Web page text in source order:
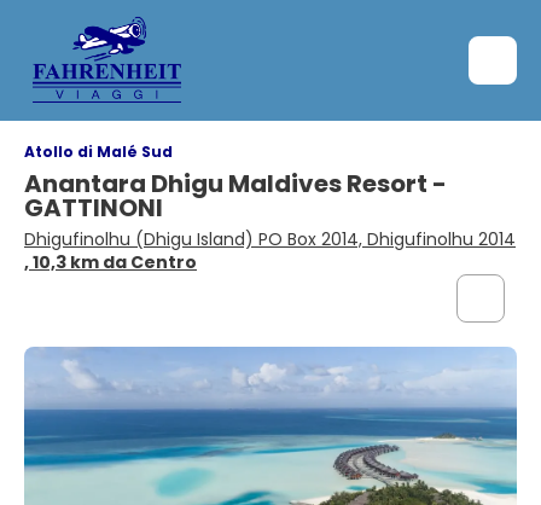
Atollo di Malé Sud
Anantara Dhigu Maldives Resort -
GATTINONI
Dhigufinolhu (Dhigu Island) PO Box 2014, Dhigufinolhu 2014
, 10,3 km da Centro